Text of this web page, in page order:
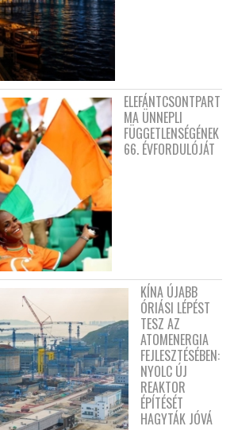
ELEFÁNTCSONTPART
MA ÜNNEPLI
FÜGGETLENSÉGÉNEK
66. ÉVFORDULÓJÁT
KÍNA ÚJABB
ÓRIÁSI LÉPÉST
TESZ AZ
ATOMENERGIA
FEJLESZTÉSÉBEN:
NYOLC ÚJ
REAKTOR
ÉPÍTÉSÉT
HAGYTÁK JÓVÁ